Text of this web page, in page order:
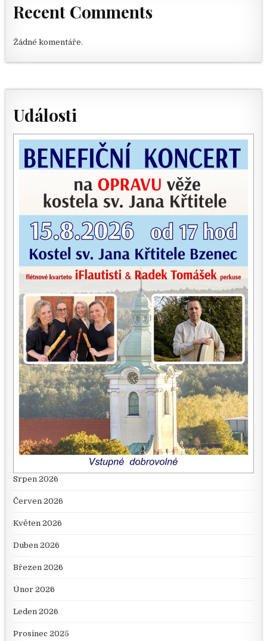
Recent Comments
Žádné komentáře.
Události
Srpen 2026
Červen 2026
Květen 2026
Duben 2026
Březen 2026
Únor 2026
Leden 2026
Prosinec 2025